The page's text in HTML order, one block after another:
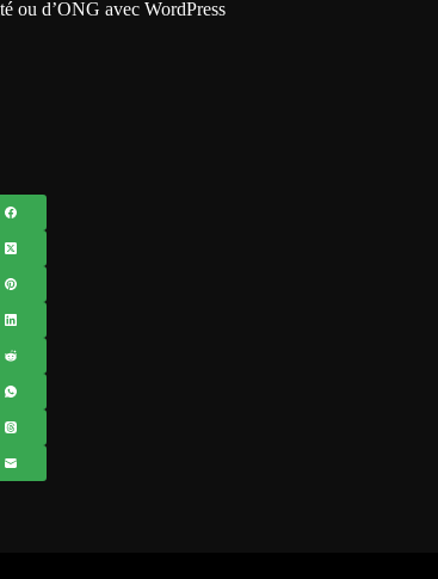
ou d’ONG avec WordPress